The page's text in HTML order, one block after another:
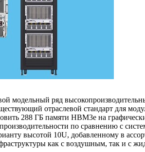
модельный ряд
отраслевой стандарт для
288 ГБ памяти HBM3e на
по сравнению с
высотой 10U, добавленному в
как с воздушным, так и с